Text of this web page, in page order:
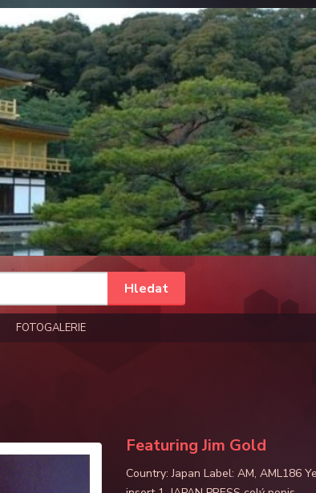
FOTOGALERIE
Hledat
Featuring Jim Gold
Country: Japan Label: AM, AML186